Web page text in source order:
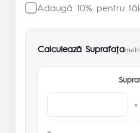
Adaugă 10% pentru
Calculează Suprafaţametri
×